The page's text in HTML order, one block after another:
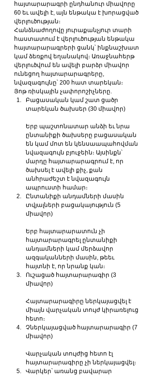
հայտարարագրի ընդհանուր միավորը
60 եւ ավելի է, այն ենթակա է խորացված
վերլուծության։
Հանձնաժողովը յուրաքանչյուր տարի
հաստատում է վերլուծության ենթակա
հայտարարագրերի ցանկ՝ ինքնաշխատ
կամ ձեռքով եղանակով։ Առաջնահերթ
վերլուծվում են ավելի բարձր միավոր
ունեցող հայտարարագրերը,
նվազագույնը՝ 200 հատ տարեկան։
Յոթ ռիսկային չափորոշիչները.
Բացասական կամ շատ ցածր
տարեկան ծախսեր (30 միավոր)
Երբ պաշտոնատար անձի եւ նրա
ընտանիքի ծախսերը բացասական
են կամ մոտ են կենսաապահովման
նվազագույն բյուջեին։ Այսինքն՝
մարդը հայտարարագրում է, որ
ծախսել է ավելի քիչ, քան
անհրաժեշտ է նվազագույն
ապրուստի համար։
Ընտանիքի անդամների մասին
տվյալների բացակայություն (5
միավոր)
Երբ հայտարարատուն չի
հայտարարագրել ընտանիքի
անդամների կամ մերձավոր
ազգականների մասին, թեեւ
հայտնի է, որ նրանք կան։
Ուշացած հայտարարագիր (3
միավոր)
Հայտարարագիրը ներկայացվել է
միայն վարչական տույժ կիրառելուց
հետո։
Չներկայացված հայտարարագիր (7
միավոր)
Վարչական տույժից հետո էլ
հայտարարագիրը չի ներկայացվել։
Վարկեր՝ առանց բավարար